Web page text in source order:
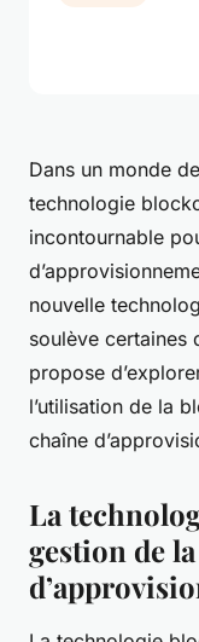
Dans un monde
technologie
incontournable
nouvelle
soulève certaines
propose
l’utilisation de la
chaîne
La
gestion de